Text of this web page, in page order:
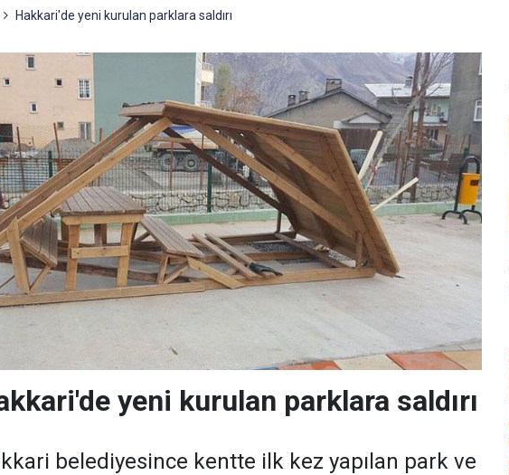
Hakkari'de yeni kurulan parklara saldırı
yeni kurulan parklara saldırı
belediyesince kentte ilk kez yapılan park ve